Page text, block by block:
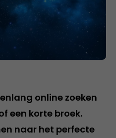
online zoeken
een korte broek.
naar het perfecte